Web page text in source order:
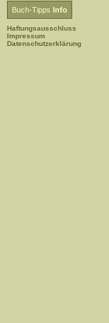
Buch-Tipps Info
Haftungsausschluss
Impressum
Datenschutzerklärung